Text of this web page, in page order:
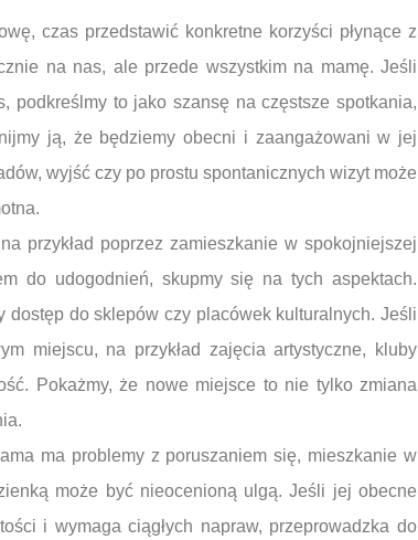
czas przedstawić konkretne korzyści płynące z
na nas, ale przede wszystkim na mamę. Jeśli
podkreślmy to jako szansę na częstsze spotkania,
ją, że będziemy obecni i zaangażowani w jej
wyjść czy po prostu spontanicznych wizyt może
przykład poprzez zamieszkanie w spokojniejszej
do udogodnień, skupmy się na tych aspektach.
dostęp do sklepów czy placówek kulturalnych. Jeśli
miejscu, na przykład zajęcia artystyczne, kluby
Pokażmy, że nowe miejsce to nie tylko zmiana
ma problemy z poruszaniem się, mieszkanie w
może być nieocenioną ulgą. Jeśli jej obecne
i wymaga ciągłych napraw, przeprowadzka do